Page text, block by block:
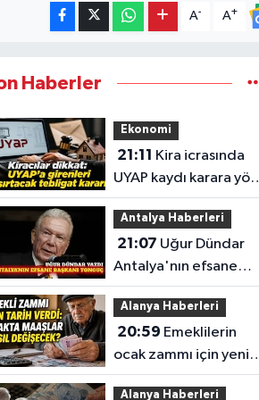
A- A+
Haberler
Ekonomi
21:11
UYAP kaydı karara yön
verdi
Antalya Haberleri
21:07
Antalya'nın efsane
başkanı Tonguç'u
kaleme aldı
Alanya Haberleri
20:59
ocak zammı için yeni
tahmin
Alanya Haberleri